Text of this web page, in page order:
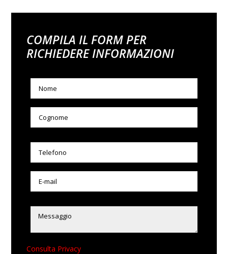
COMPILA IL FORM PER
RICHIEDERE INFORMAZIONI
Consulta Privacy